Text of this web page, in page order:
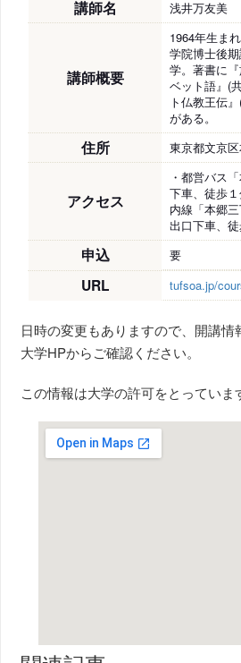
講師名 浅井万友美
講師概要
1964年生ま
学院博士後
学。著書に
ベット語』(
ト仏教王伝
がある。
住所 東京都文京
アクセス
・都営バス
下車、徒歩
内線「本郷
出口下車、
申込 要
URL tufsoa.jp/
日時の変更もありますので、開講
大学HPからご確認ください。
この情報は大学の許可をとっていま